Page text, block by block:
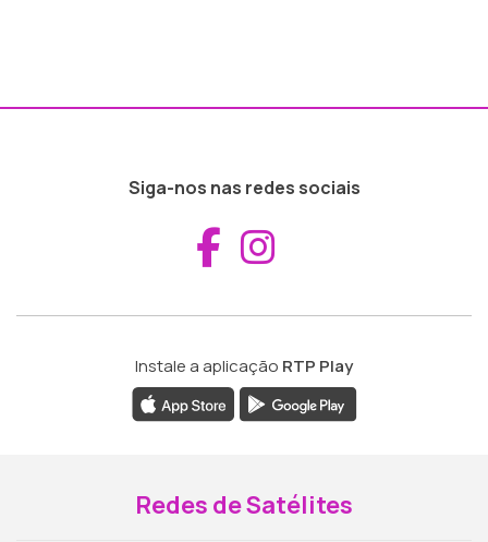
Siga-nos nas redes sociais
Aceder ao
Instale a aplicação RTP Play
Redes de Satélites